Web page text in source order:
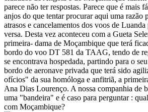
parece não ter respostas. Parece que é mais
anjos do que tentar procurar aqui uma razão
atrasos e cancelamentos dos voos de
versa. Desta vez aconteceu com a Gueta
primeira- dama de Moçambique que terá
bordo do voo DT 581 da TAAG, tendo de
se encontrava hospedada, partindo para o
bordo de aeronave privada que terá sido
ofícios" da sua homóloga e anfitriã, a
Ana Dias Lourenço. A nossa companhia de
uma "bandeira" e é caso para perguntar :
com Moçambique?